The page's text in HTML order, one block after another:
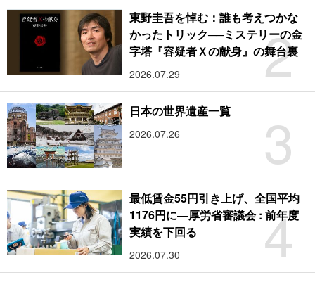
2
東野圭吾を悼む：誰も考えつかな
かったトリック──ミステリーの金
字塔『容疑者Ｘの献身』の舞台裏
2026.07.29
3
日本の世界遺産一覧
2026.07.26
4
最低賃金55円引き上げ、全国平均
1176円に―厚労省審議会 : 前年度
実績を下回る
2026.07.30